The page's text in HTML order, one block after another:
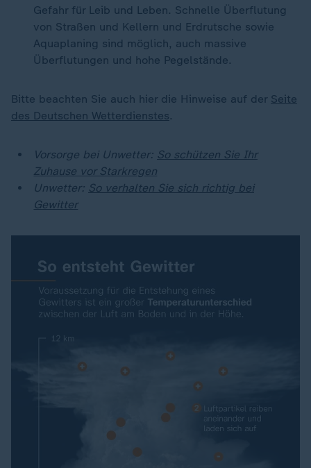
Gefahr für Leib und Leben. Schnelle Überflutung
von Straßen und Kellern und Erdrutsche sowie
Aquaplaning sind möglich, auch massive
Überflutungen und hohe Pegelstände.
Bitte beachten Sie auch hier die Hinweise auf der Seite
des Deutschen Wetterdienstes.
Vorsorge bei Unwetter: So schützen Sie Ihr
Zuhause vor Starkregen
Unwetter: So verhalten Sie sich richtig bei
Gewitter